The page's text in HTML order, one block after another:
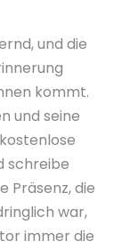
und die
kommt.
und seine
schreibe
Präsenz, die
war,
immer die